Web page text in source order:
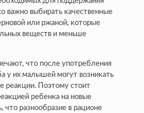
важно выбирать качественные
или ржаной, которые
веществ и меньше
что после употребления
у их малышей могут возникать
реакции. Поэтому стоит
ребенка на новые
разнообразие в рационе